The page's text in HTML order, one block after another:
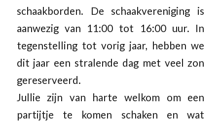
schaakborden. De schaakvereniging is
aanwezig van 11:00 tot 16:00 uur. In
tegenstelling tot vorig jaar, hebben we
dit jaar een stralende dag met veel zon
gereserveerd.
Jullie zijn van harte welkom om een
partijtje te komen schaken en wat